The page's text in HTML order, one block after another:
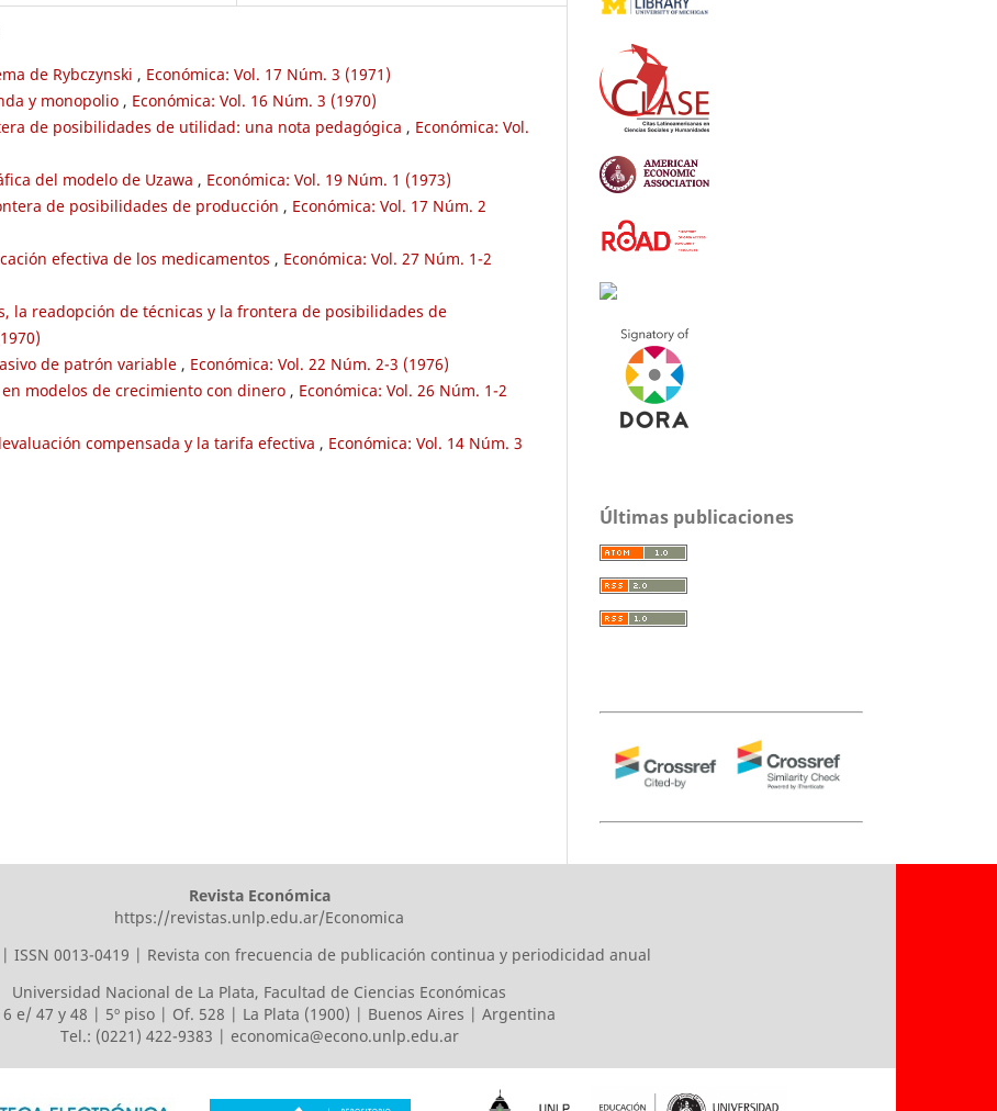
de Rybczynski , Económica: Vol. 17 Núm. 3 (1971)
y monopolio , Económica: Vol. 16 Núm. 3 (1970)
de posibilidades de utilidad: una nota pedagógica , Económica: Vol.
del modelo de Uzawa , Económica: Vol. 19 Núm. 1 (1973)
de posibilidades de producción , Económica: Vol. 17 Núm. 2
efectiva de los medicamentos , Económica: Vol. 27 Núm. 1-2
la readopción de técnicas y la frontera de posibilidades de
de patrón variable , Económica: Vol. 22 Núm. 2-3 (1976)
modelos de crecimiento con dinero , Económica: Vol. 26 Núm. 1-2
compensada y la tarifa efectiva , Económica: Vol. 14 Núm. 3
Últimas publicaciones
Revista Económica
https://revistas.unlp.edu.ar/Economica
| ISSN 0013-0419 | Revista con frecuencia de publicación continua y periodicidad anual
Universidad Nacional de La Plata, Facultad de Ciencias Económicas
6 e/ 47 y 48 | 5º piso | Of. 528 | La Plata (1900) | Buenos Aires | Argentina
Tel.: (0221) 422-9383 | economica@econo.unlp.edu.ar